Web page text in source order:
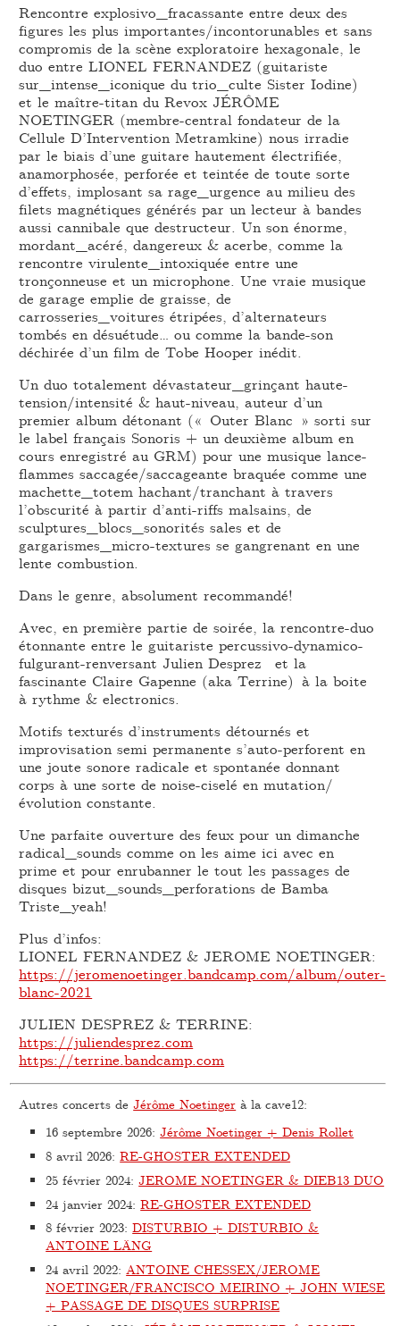
Rencontre explosivo_fracassante entre deux des
figures les plus importantes/incontorunables et sans
compromis de la scène exploratoire hexagonale, le
duo entre LIONEL FERNANDEZ (guitariste
sur_intense_iconique du trio_culte Sister Iodine)
et le maître-titan du Revox JÉRÔME
NOETINGER (membre-central fondateur de la
Cellule D’Intervention Metramkine) nous irradie
par le biais d’une guitare hautement électrifiée,
anamorphosée, perforée et teintée de toute sorte
d’effets, implosant sa rage_urgence au milieu des
filets magnétiques générés par un lecteur à bandes
aussi cannibale que destructeur. Un son énorme,
mordant_acéré, dangereux & acerbe, comme la
rencontre virulente_intoxiquée entre une
tronçonneuse et un microphone. Une vraie musique
de garage emplie de graisse, de
carrosseries_voitures étripées, d’alternateurs
tombés en désuétude… ou comme la bande-son
déchirée d’un film de Tobe Hooper inédit.
Un duo totalement dévastateur_grinçant haute-
tension/intensité & haut-niveau, auteur d’un
premier album détonant (« Outer Blanc » sorti sur
le label français Sonoris + un deuxième album en
cours enregistré au GRM) pour une musique lance-
flammes saccagée/saccageante braquée comme une
machette_totem hachant/tranchant à travers
l’obscurité à partir d’anti-riffs malsains, de
sculptures_blocs_sonorités sales et de
gargarismes_micro-textures se gangrenant en une
lente combustion.
Dans le genre, absolument recommandé!
Avec, en première partie de soirée, la rencontre-duo
étonnante entre le guitariste percussivo-dynamico-
fulgurant-renversant Julien Desprez et la
fascinante Claire Gapenne (aka Terrine) à la boite
à rythme & electronics.
Motifs texturés d’instruments détournés et
improvisation semi permanente s’auto-perforent en
une joute sonore radicale et spontanée donnant
corps à une sorte de noise-ciselé en mutation/
évolution constante.
Une parfaite ouverture des feux pour un dimanche
radical_sounds comme on les aime ici avec en
prime et pour enrubanner le tout les passages de
disques bizut_sounds_perforations de Bamba
Triste_yeah!
Plus d’infos:
LIONEL FERNANDEZ & JEROME NOETINGER:
https://jeromenoetinger.bandcamp.com/album/outer-
blanc-2021
JULIEN DESPREZ & TERRINE:
https://juliendesprez.com
https://terrine.bandcamp.com
Autres concerts deJérôme Noetinger à la cave12:
16 septembre 2026:Jérôme Noetinger + Denis Rollet
8 avril 2026:RE-GHOSTER EXTENDED
25 février 2024:JEROME NOETINGER & DIEB13 DUO
24 janvier 2024:RE-GHOSTER EXTENDED
8 février 2023:DISTURBIO + DISTURBIO &
ANTOINE LÄNG
24 avril 2022:ANTOINE CHESSEX/JEROME
NOETINGER/FRANCISCO MEIRINO + JOHN WIESE
+ PASSAGE DE DISQUES SURPRISE